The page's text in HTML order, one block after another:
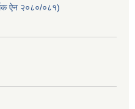
ऐन २०८०/०८१)